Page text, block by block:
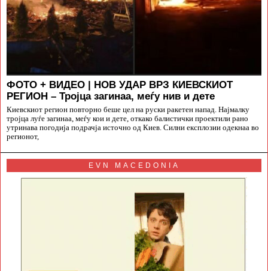
ФОТО + ВИДЕО | НОВ УДАР ВРЗ КИЕВСКИОТ
РЕГИОН – Тројца загинаа, меѓу нив и дете
Киевскиот регион повторно беше цел на руски ракетен напад. Најмалку
тројца луѓе загинаа, меѓу кои и дете, откако балистички проектили рано
утринава погодија подрачја источно од Киев. Силни експлозии одекнаа во
регионот,
EVN MACEDONIA